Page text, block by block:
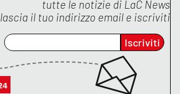
tutte le notizie di LaC News
lascia il tuo indirizzo email e iscriviti
Iscriviti